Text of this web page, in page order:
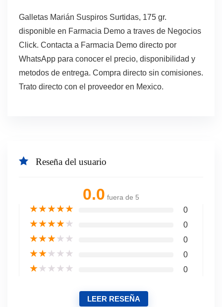
Galletas Marián Suspiros Surtidas, 175 gr.
disponible en Farmacia Demo a traves de Negocios
Click. Contacta a Farmacia Demo directo por
WhatsApp para conocer el precio, disponibilidad y
metodos de entrega. Compra directo sin comisiones.
Trato directo con el proveedor en Mexico.
Reseña del usuario
0.0 fuera de 5
★★★★★ 0
★★★★★ 0
★★★★★ 0
★★★★★ 0
★★★★★ 0
LEER RESEÑA